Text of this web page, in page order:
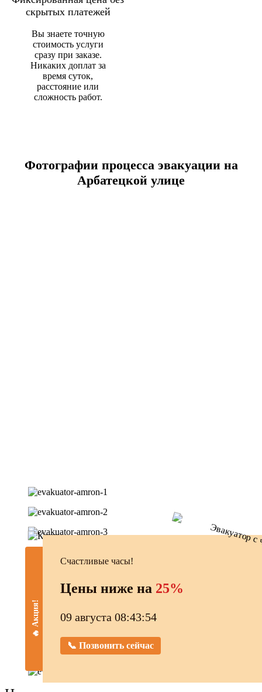
🔥 Акция!
Счастливые часы!
Цены ниже на 25%
09 августа 08:43:55
📞 Позвонить сейчас
скрытых платежей
Вы знаете точную
стоимость услуги
сразу при заказе.
Никаких доплат за
время суток,
расстояние или
сложность работ.
Фотографии процесса эвакуации на
Арбатецкой улице